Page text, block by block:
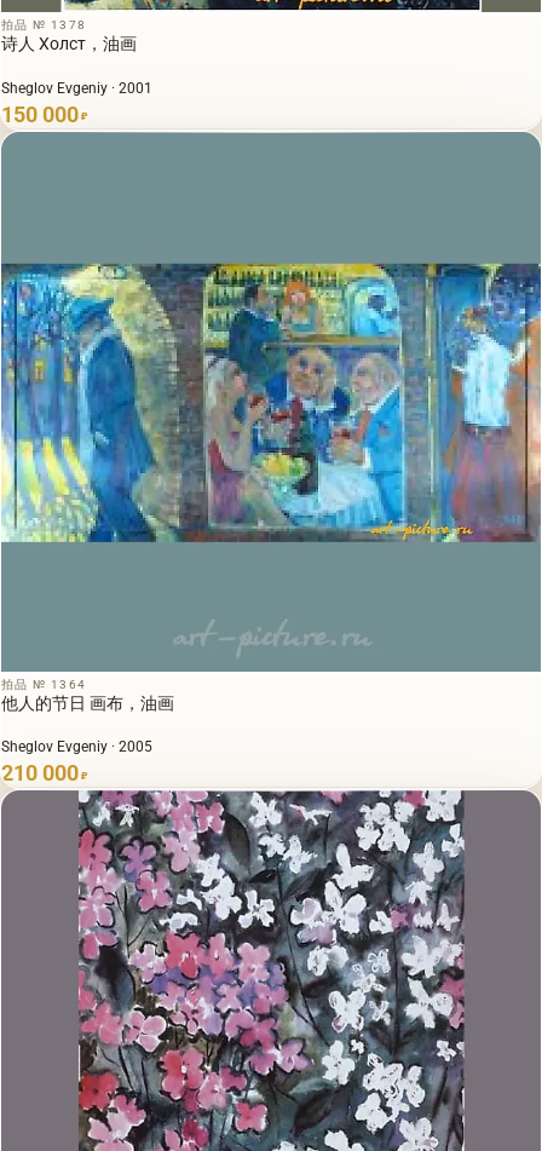
拍品 № 1378
诗人 Холст，油画
Sheglov Evgeniy · 2001
150 000 ₽
拍品 № 1364
他人的节日 画布，油画
Sheglov Evgeniy · 2005
210 000 ₽